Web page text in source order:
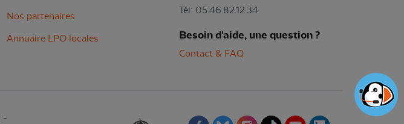
Nos partenaires
Annuaire LPO locales
Tél: 05.46.82.12.34
Besoin d'aide, une question ?
Contact & FAQ